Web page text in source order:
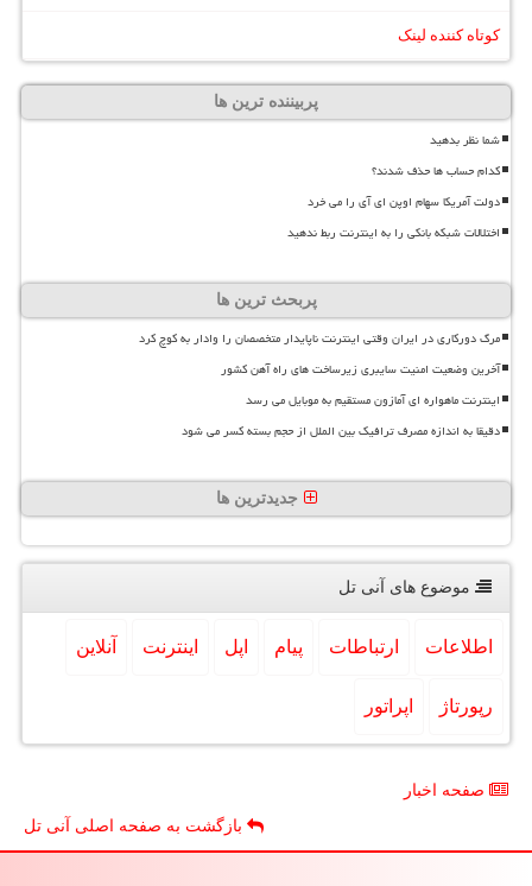
کوتاه کننده لینک
پربیننده ترین ها
شما نظر بدهید
کدام حساب ها حذف شدند؟
دولت آمریکا سهام اوپن ای آی را می خرد
اختلالات شبکه بانکی را به اینترنت ربط ندهید
پربحث ترین ها
مرگ دورکاری در ایران وقتی اینترنت ناپایدار متخصصان را وادار به کوچ کرد
آخرین وضعیت امنیت سایبری زیرساخت های راه آهن کشور
اینترنت ماهواره ای آمازون مستقیم به موبایل می رسد
دقیقا به اندازه مصرف ترافیک بین الملل از حجم بسته کسر می شود
جدیدترین ها
موضوع های آنی تل
اطلاعات ارتباطات پیام اپل اینترنت آنلاین
رپورتاژ اپراتور
صفحه اخبار
بازگشت به صفحه اصلی آنی تل